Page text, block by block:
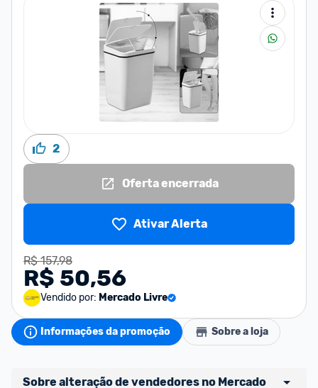
2
Oferta encerrada
Ativar Alerta
R$ 157,98
R$ 50,56
Vendido por: Mercado Livre
Informações da promoção Sobre a loja
Sobre alteração de vendedores no Mercado